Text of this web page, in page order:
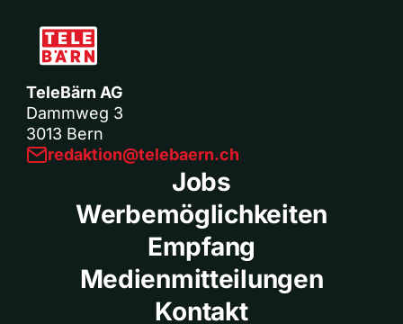
TeleBärn AG
Dammweg 3
3013 Bern
redaktion@telebaern.ch
Jobs
Werbemöglichkeiten
Empfang
Medienmitteilungen
Kontakt